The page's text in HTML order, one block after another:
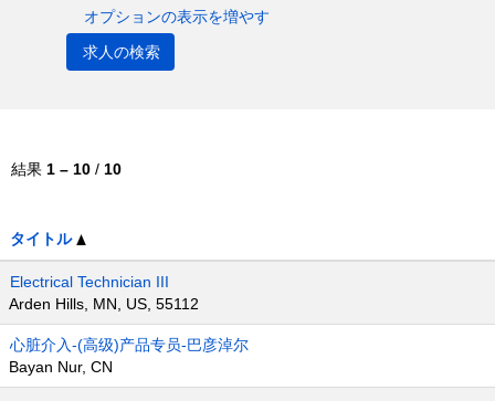
オプションの表示を増やす
結果 1 – 10 / 10
タイトル
Electrical Technician III
Arden Hills, MN, US, 55112
心脏介入-(高级)产品专员-巴彦淖尔
Bayan Nur, CN